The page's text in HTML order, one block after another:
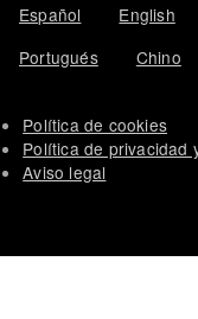
Español English
Portugués
Chino
Política de cookies
Política de privacidad
Aviso legal